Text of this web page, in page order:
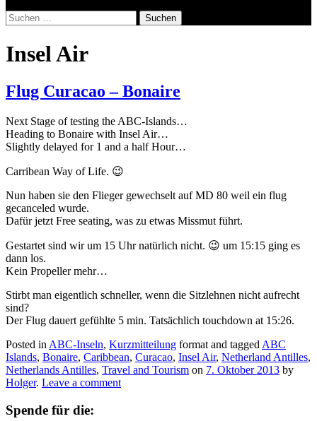
Suchen
nach:
Insel Air
Flug Curacao – Bonaire
Next Stage of testing the ABC-Islands…
Heading to Bonaire with Insel Air…
Slightly delayed for 1 and a half Hour…
Carribean Way of Life. 😉
Nun haben sie den Flieger gewechselt auf MD 80 weil ein flug
gecanceled wurde.
Dafür jetzt Free seating, was zu etwas Missmut führt.
Gestartet sind wir um 15 Uhr natürlich nicht. 😉 um 15:15 ging es
dann los.
Kein Propeller mehr…
Stirbt man eigentlich schneller, wenn die Sitzlehnen nicht aufrecht
sind?
Der Flug dauert gefühlte 5 min. Tatsächlich touchdown at 15:26.
Posted in ABC-Inseln, Kurzmitteilung format and tagged ABC
Islands, Bonaire, Caribbean, Curacao, Insel Air, Netherland Antilles,
Netherlands Antilles, Travel and Tourism on 7. Oktober 2013 by
Holger. Leave a comment
Spende für die: